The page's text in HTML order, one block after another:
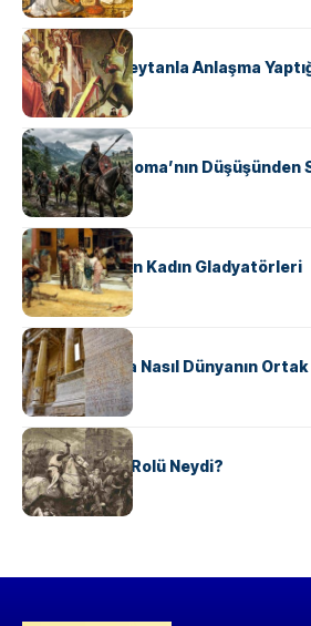
KÜLTÜR
II. Silvester: Şeytanla Anlaşma
KÜLTÜR
Ostrogotlar Roma’nın Düşüşünden
Ele Geçirdi?
KÜLTÜR
Antik Roma’nın Kadın Gladyatörleri
KÜLTÜR
Antik Yunanca Nasıl Dünyanın
KÜLTÜR
Valdensler’in Rolü Neydi?